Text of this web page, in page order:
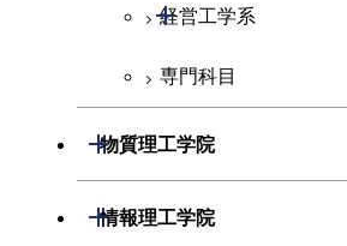
エネルギーコ
エネルギー・
情報通信コー
エンジニアリ
コース
経営工学系
開閉
経営工学コー
専門科目
物質理工学院
開閉
材料系
開閉
情報理工学院
開閉